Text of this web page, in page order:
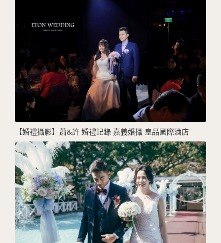
【婚禮攝影】蕭&許 婚禮記錄 嘉義婚攝 皇品國際酒店